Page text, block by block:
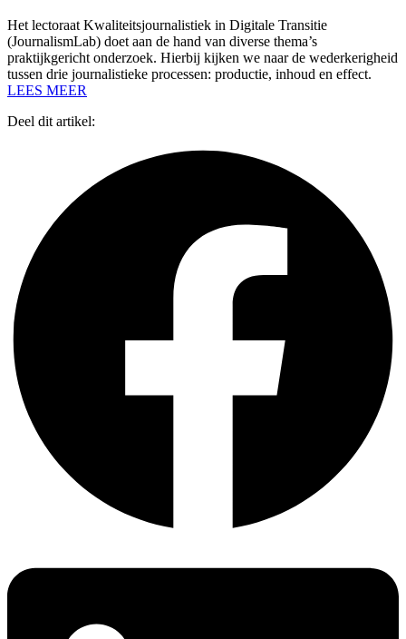
Het lectoraat Kwaliteitsjournalistiek in Digitale Transitie
(JournalismLab) doet aan de hand van diverse thema’s
praktijkgericht onderzoek. Hierbij kijken we naar de wederkerigheid
tussen drie journalistieke processen: productie, inhoud en effect.
LEES MEER
Deel dit artikel: